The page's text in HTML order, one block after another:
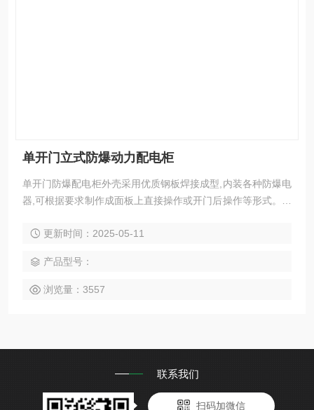
单开门立式防爆动力配电柜
单开门防爆配电柜外壳采用优质钢板焊接成型,内装各种防爆电
器,可根据要求制作成面板上直接操作或开门后操作等形式。防
的制造方案另行报价。
更新时间：2025-05-11
产品型号：
浏览量：3557
联系我们
扫码加微信